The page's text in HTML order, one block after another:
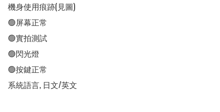
機身使用痕跡(見圖)
🟢屏幕正常
🟢實拍測試
🟢閃光燈
🟢按鍵正常
系統語言, 日文/英文